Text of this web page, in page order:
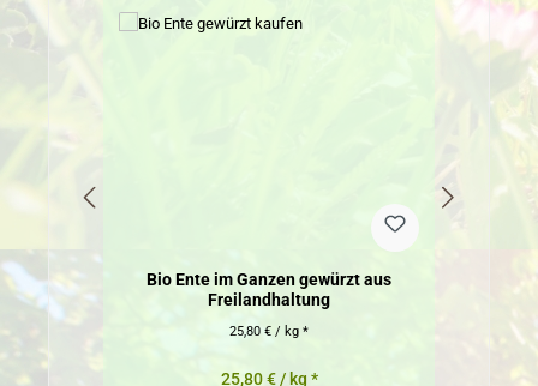
Bio Ente im Ganzen gewürzt aus
Freilandhaltung
25,80 € / kg *
25,80 € / kg *